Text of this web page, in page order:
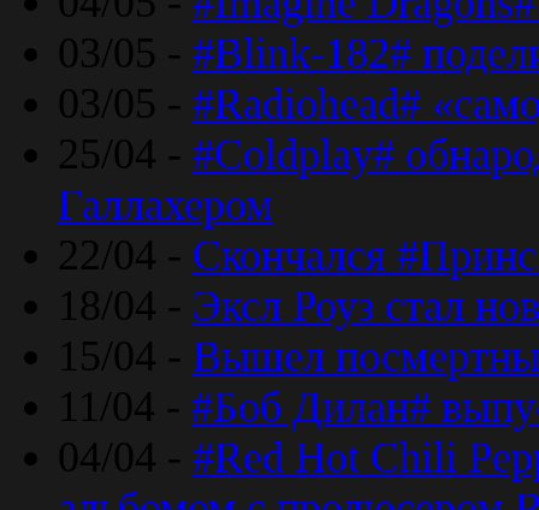
03/05 - #Blink-182#
03/05 - #Radiohead#
25/04 - #Coldplay#
Галлахером
22/04 - Скончался
18/04 - Эксл Роуз стал
15/04 - Вышел
11/04 - #Боб Дилан#
04/04 - #Red Hot Chili